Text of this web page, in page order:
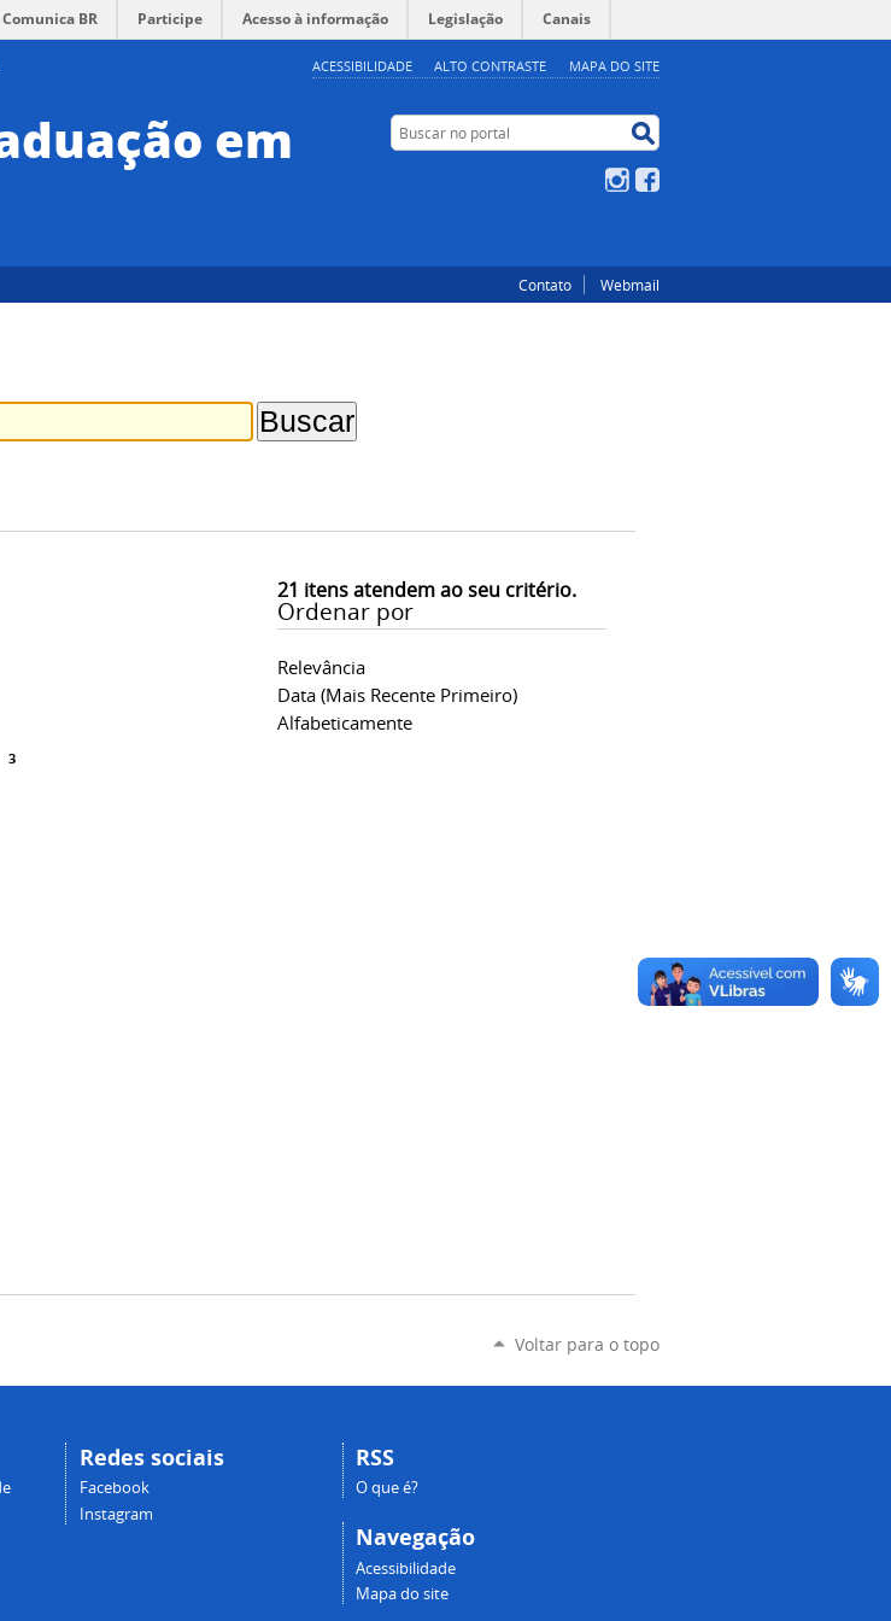
ACESSIBILIDADE ALTO CONTRASTE MAPA DO SITE
Comunica BR Participe Acesso à informação Legislação Canais
em Buscar no portal
Instagram
Contato Webmail
21 itens atendem ao seu critério.
Ordenar por
Relevância
Data (mais Recente Primeiro)
Alfabeticamente
3
Voltar para o topo
Redes sociais
Facebook
Instagram
RSS
O que é?
Navegação
Acessibilidade
Mapa do site